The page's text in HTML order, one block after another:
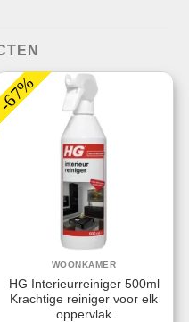
WOONKAMER
HG Interieurreiniger 500ml
Krachtige reiniger voor elk
oppervlak